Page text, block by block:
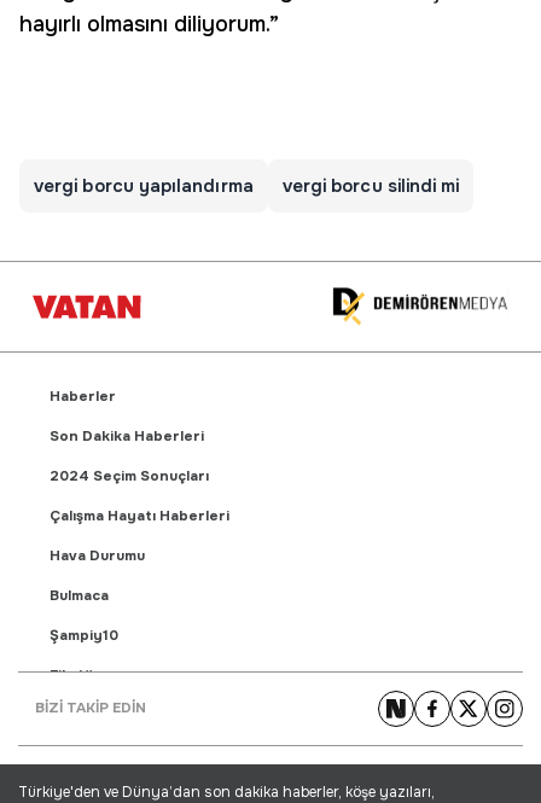
hayırlı olmasını diliyorum.”
vergi borcu yapılandırma vergi borcu silindi mi
Haberler
Son Dakika Haberleri
2024 Seçim Sonuçları
Çalışma Hayatı Haberleri
Hava Durumu
Bulmaca
Şampiy10
Fikstür
Puan Durumu
Yaşam Haberleri
BİZİ TAKİP EDİN
Türkiye'den ve Dünya’dan son dakika haberler, köşe yazıları,